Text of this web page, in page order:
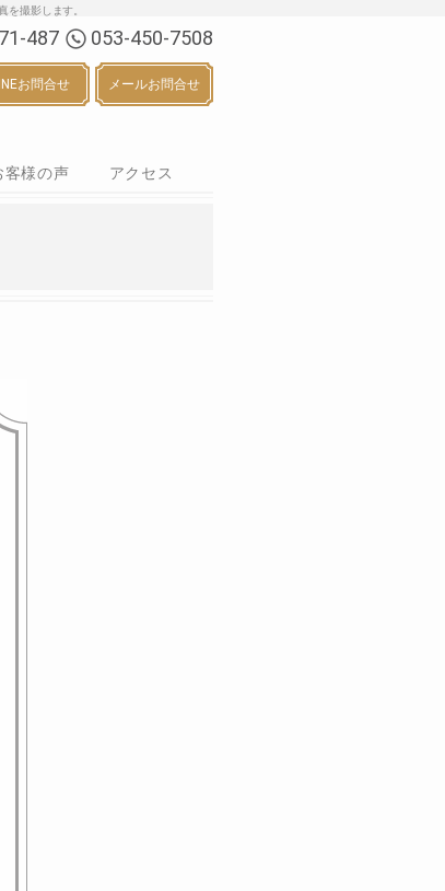
宮参り等の家族写真を撮影します。
487 053-450-7508
お問合せ メールお問合せ
客様の声 アクセス